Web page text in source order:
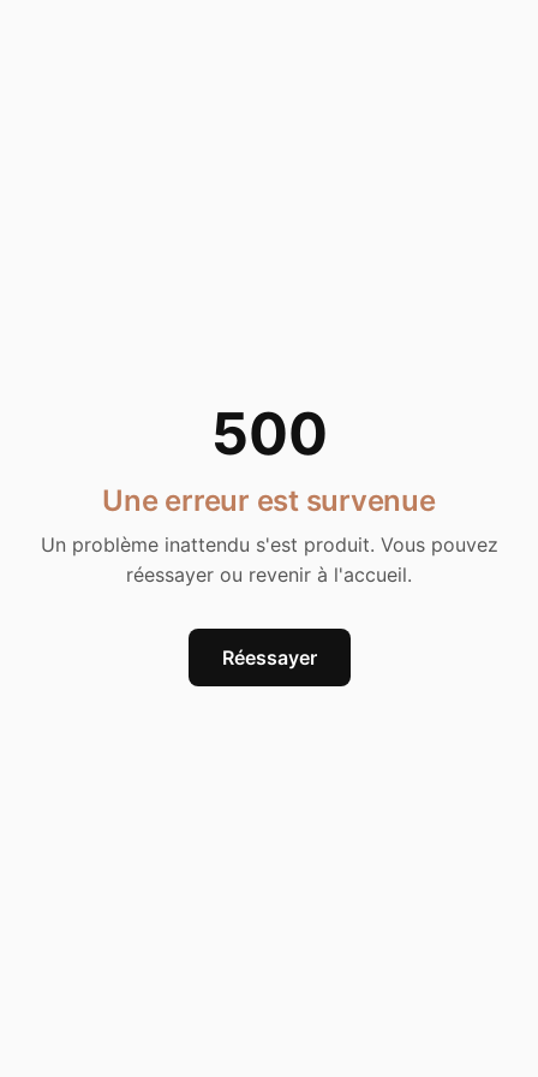
500
Une erreur est survenue
Un problème inattendu s'est produit. Vous pouvez
réessayer ou revenir à l'accueil.
Réessayer